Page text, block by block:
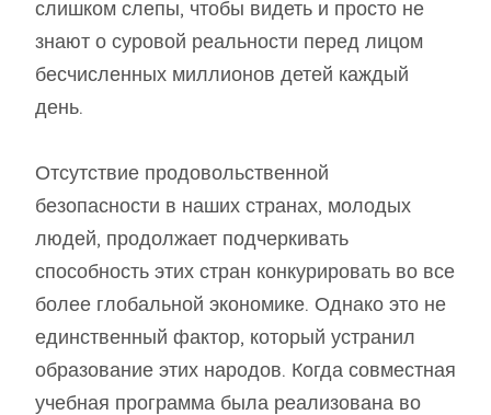
слишком слепы, чтобы видеть и просто не
знают о суровой реальности перед лицом
бесчисленных миллионов детей каждый
день.
Отсутствие продовольственной
безопасности в наших странах, молодых
людей, продолжает подчеркивать
способность этих стран конкурировать во все
более глобальной экономике. Однако это не
единственный фактор, который устранил
образование этих народов. Когда совместная
учебная программа была реализована во